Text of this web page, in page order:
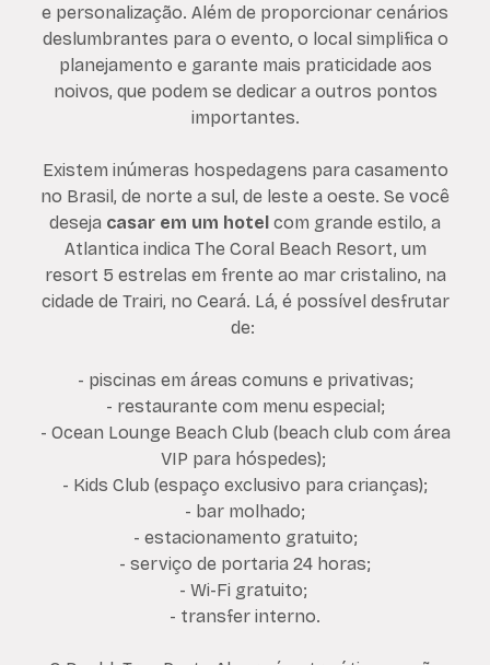
e personalização. Além de proporcionar cenários
deslumbrantes para o evento, o local simplifica o
planejamento e garante mais praticidade aos
noivos, que podem se dedicar a outros pontos
importantes.
Existem inúmeras hospedagens para casamento
no Brasil, de norte a sul, de leste a oeste. Se você
deseja casar em um hotel com grande estilo, a
Atlantica indica The Coral Beach Resort, um
resort 5 estrelas em frente ao mar cristalino, na
cidade de Trairi, no Ceará. Lá, é possível desfrutar
de:
- piscinas em áreas comuns e privativas;
- restaurante com menu especial;
- Ocean Lounge Beach Club (beach club com área
VIP para hóspedes);
- Kids Club (espaço exclusivo para crianças);
- bar molhado;
- estacionamento gratuito;
- serviço de portaria 24 horas;
- Wi-Fi gratuito;
- transfer interno.